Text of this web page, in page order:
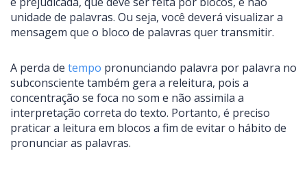
unidade de palavras. Ou seja, você deverá visualizar a
mensagem que o bloco de palavras quer transmitir.
A perda de tempo pronunciando palavra por palavra no
subconsciente também gera a releitura, pois a
concentração se foca no som e não assimila a
interpretação correta do texto. Portanto, é preciso
praticar a leitura em blocos a fim de evitar o hábito de
pronunciar as palavras.